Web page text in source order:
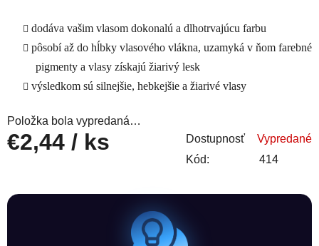
dodáva vašim vlasom dokonalú a dlhotrvajúcu farbu
pôsobí až do hĺbky vlasového vlákna, uzamyká v ňom farebné
pigmenty a vlasy získajú žiarivý lesk
výsledkom sú silnejšie, hebkejšie a žiarivé vlasy
Položka bola vypredaná…
€2,44 / ks Dostupnosť
Vypredané
Kód:
414